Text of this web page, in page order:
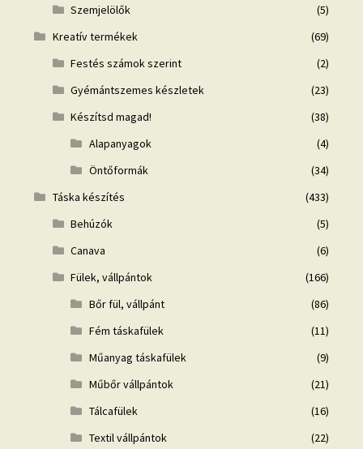
Szemjelölők
(5)
Kreatív termékek
(69)
Festés számok szerint
(2)
Gyémántszemes készletek
(23)
Készítsd magad!
(38)
Alapanyagok
(4)
Öntőformák
(34)
Táska készítés
(433)
Behúzók
(5)
Canava
(6)
Fülek, vállpántok
(166)
Bőr fül, vállpánt
(86)
Fém táskafülek
(11)
Műanyag táskafülek
(9)
Műbőr vállpántok
(21)
Tálcafülek
(16)
Textil vállpántok
(22)